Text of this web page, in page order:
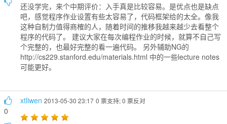
还没学完，来个中期评价：入手真是比较容易。是优点也是缺点
吧，感觉程序作业设置有些太容易了，代码框架给的太全。像我
这种自制力值得商榷的人，随着时间的推移我越来越少去看整个
程序的代码了。 建议大家在每次编程作业的时候，就算不自己写
个完整的，也最好完整的看一遍代码。 另外辅助NG的
http://cs229.stanford.edu/materials.html 中的一些lecture notes
可能更好。
0
xtliwen 2013-05-30 23:17 0 票支持; 0 票反对